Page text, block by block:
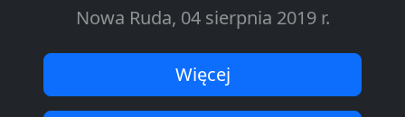
Nowa Ruda, 04 sierpnia 2019 r.
Więcej